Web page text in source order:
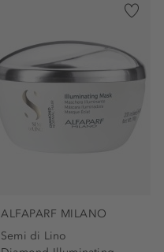
ALFAPARF MILANO
Semi di Lino